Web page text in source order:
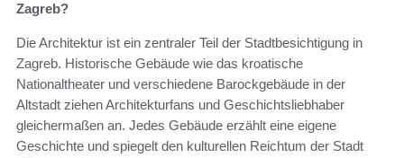
Zagreb?
Die Architektur ist ein zentraler Teil der Stadtbesichtigung in
Zagreb. Historische Gebäude wie das kroatische
Nationaltheater und verschiedene Barockgebäude in der
Altstadt ziehen Architekturfans und Geschichtsliebhaber
gleichermaßen an. Jedes Gebäude erzählt eine eigene
Geschichte und spiegelt den kulturellen Reichtum der Stadt